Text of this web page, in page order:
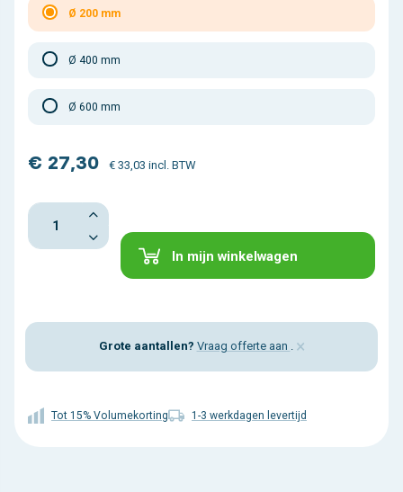
Ø 200 mm
Ø 400 mm
Ø 600 mm
€ 27,30 € 33,03 incl. BTW
In mijn winkelwagen
Grote aantallen? Vraag offerte aan . ×
Tot 15% Volumekorting 1-3 werkdagen levertijd